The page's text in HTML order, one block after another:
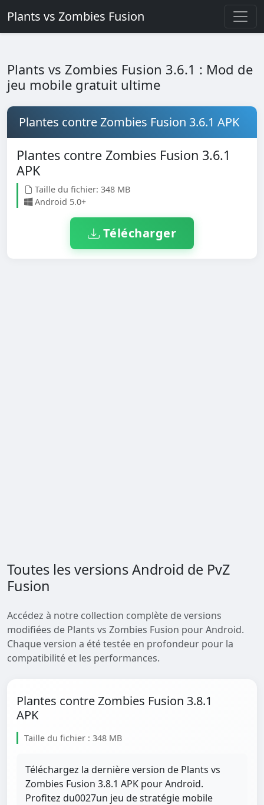
Plants vs Zombies Fusion
Plants vs Zombies Fusion 3.6.1 : Mod de
jeu mobile gratuit ultime
Plantes contre Zombies Fusion 3.6.1 APK
Plantes contre Zombies Fusion 3.6.1
APK
Taille du fichier: 348 MB
Android 5.0+
Télécharger
Toutes les versions Android de PvZ
Fusion
Accédez à notre collection complète de versions
modifiées de Plants vs Zombies Fusion pour Android.
Chaque version a été testée en profondeur pour la
compatibilité et les performances.
Plantes contre Zombies Fusion 3.8.1
APK
Taille du fichier : 348 MB
Téléchargez la dernière version de Plants vs
Zombies Fusion 3.8.1 APK pour Android.
Profitez du0027un jeu de stratégie mobile